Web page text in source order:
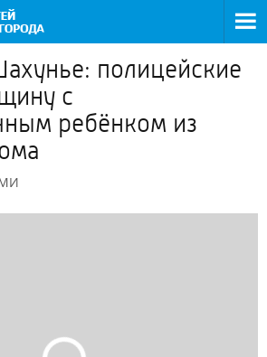
полицейские
с
ребёнком из